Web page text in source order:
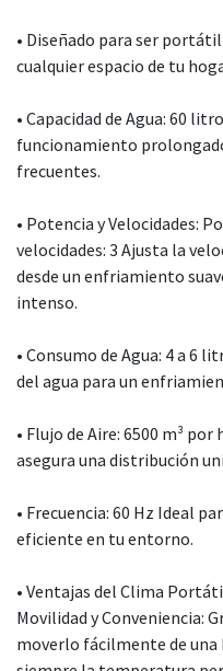
• Diseñado para ser
cualquier espacio de tu
• Capacidad de Agua: 60
funcionamiento
frecuentes.
• Potencia y Velocidades:
velocidades: 3 Ajusta la
desde un enfriamiento
intenso.
• Consumo de Agua: 4 a 6
del agua para un
• Flujo de Aire: 6500 m³
asegura una distribución
• Frecuencia: 60 Hz Ideal
eficiente en tu entorno.
• Ventajas del Clima
Movilidad y Conveniencia:
moverlo fácilmente de